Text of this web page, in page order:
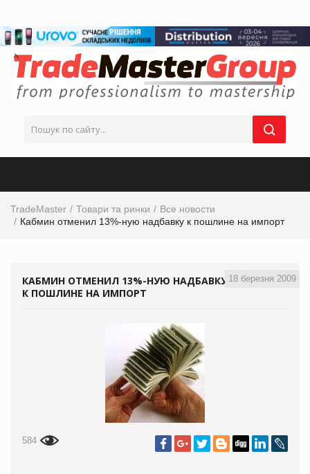
TradeMaster Товари та ринки
Все новости
Кабмин отменил 13%-ную надбавку к пошлине на импорт
18 березня 2009
КАБМИН ОТМЕНИЛ 13%-НУЮ НАДБАВКУ
К ПОШЛИНЕ НА ИМПОРТ
584